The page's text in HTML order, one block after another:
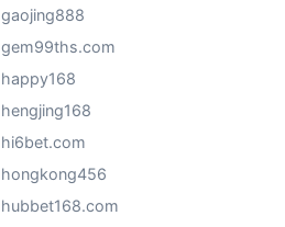
gaojing888
gem99ths.com
happy168
hengjing168
hi6bet.com
hongkong456
hubbet168.com